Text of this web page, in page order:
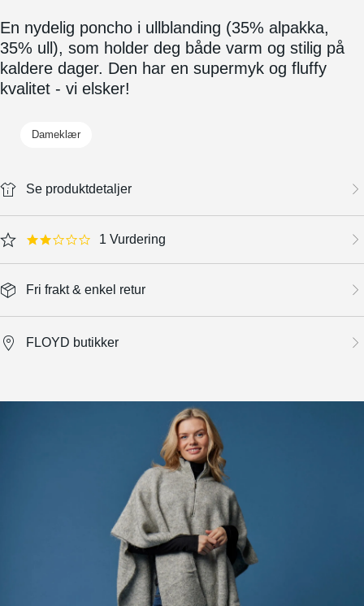
En nydelig poncho i ullblanding (35% alpakka,
35% ull), som holder deg både varm og stilig på
kaldere dager. Den har en supermyk og fluffy
kvalitet - vi elsker!
Dameklær
Se produktdetaljer
2.0 star rating 1 Vurdering
Fri frakt & enkel retur
FLOYD butikker